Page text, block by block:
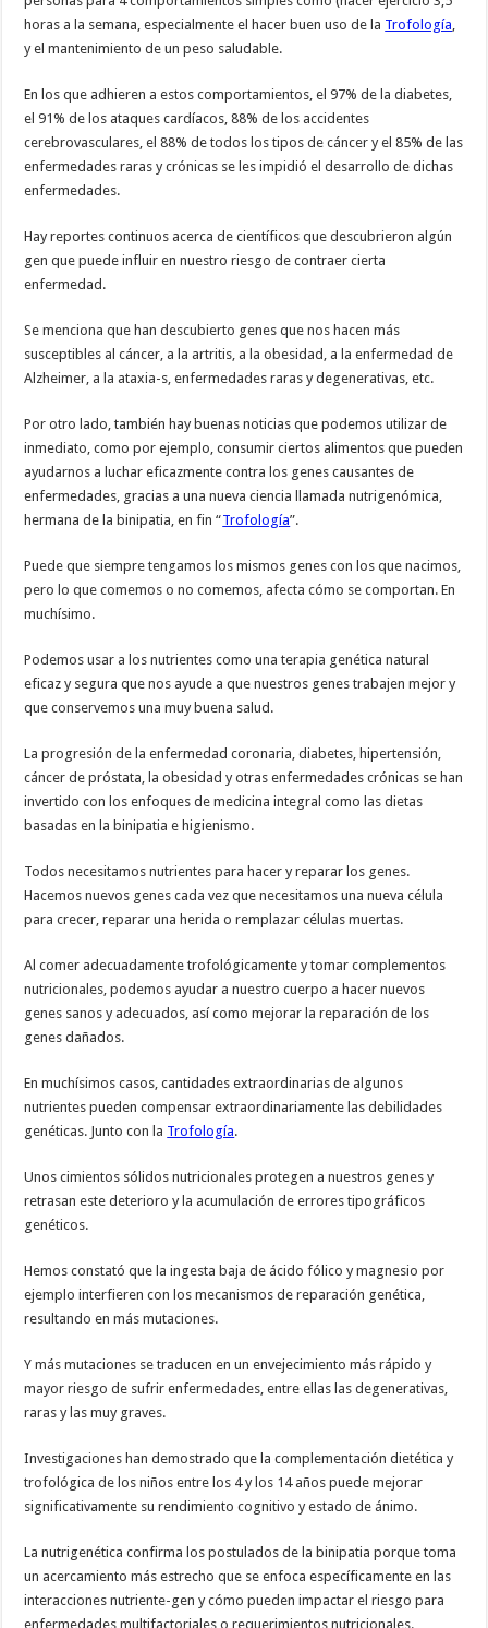
horas a la semana, especialmente el hacer buen uso de la Trofología
y el mantenimiento de un peso saludable.
En los que adhieren a estos comportamientos, el 97% de la diabetes,
el 91% de los ataques cardíacos, 88% de los accidentes
cerebrovasculares, el 88% de todos los tipos de cáncer y el 85% de las
enfermedades raras y crónicas se les impidió el desarrollo de dichas
enfermedades.
Hay reportes continuos acerca de científicos que descubrieron algún
gen que puede influir en nuestro riesgo de contraer cierta
enfermedad.
Se menciona que han descubierto genes que nos hacen más
susceptibles al cáncer, a la artritis, a la obesidad, a la enfermedad de
Alzheimer, a la ataxia-s, enfermedades raras y degenerativas, etc.
Por otro lado, también hay buenas noticias que podemos utilizar de
inmediato, como por ejemplo, consumir ciertos alimentos que pueden
ayudarnos a luchar eficazmente contra los genes causantes de
enfermedades, gracias a una nueva ciencia llamada nutrigenómica,
hermana de la binipatia, en fin “Trofología”.
Puede que siempre tengamos los mismos genes con los que nacimos,
pero lo que comemos o no comemos, afecta cómo se comportan. En
muchísimo.
Podemos usar a los nutrientes como una terapia genética natural
eficaz y segura que nos ayude a que nuestros genes trabajen mejor y
que conservemos una muy buena salud.
La progresión de la enfermedad coronaria, diabetes, hipertensión,
cáncer de próstata, la obesidad y otras enfermedades crónicas se han
invertido con los enfoques de medicina integral como las dietas
basadas en la binipatia e higienismo.
Todos necesitamos nutrientes para hacer y reparar los genes.
Hacemos nuevos genes cada vez que necesitamos una nueva célula
para crecer, reparar una herida o remplazar células muertas.
Al comer adecuadamente trofológicamente y tomar complementos
nutricionales, podemos ayudar a nuestro cuerpo a hacer nuevos
genes sanos y adecuados, así como mejorar la reparación de los
genes dañados.
En muchísimos casos, cantidades extraordinarias de algunos
nutrientes pueden compensar extraordinariamente las debilidades
genéticas. Junto con la Trofología.
Unos cimientos sólidos nutricionales protegen a nuestros genes y
retrasan este deterioro y la acumulación de errores tipográficos
genéticos.
Hemos constató que la ingesta baja de ácido fólico y magnesio por
ejemplo interfieren con los mecanismos de reparación genética,
resultando en más mutaciones.
Y más mutaciones se traducen en un envejecimiento más rápido y
mayor riesgo de sufrir enfermedades, entre ellas las degenerativas,
raras y las muy graves.
Investigaciones han demostrado que la complementación dietética y
trofológica de los niños entre los 4 y los 14 años puede mejorar
significativamente su rendimiento cognitivo y estado de ánimo.
La nutrigenética confirma los postulados de la binipatia porque toma
un acercamiento más estrecho que se enfoca específicamente en las
interacciones nutriente-gen y cómo pueden impactar el riesgo para
enfermedades multifactoriales o requerimientos nutricionales.